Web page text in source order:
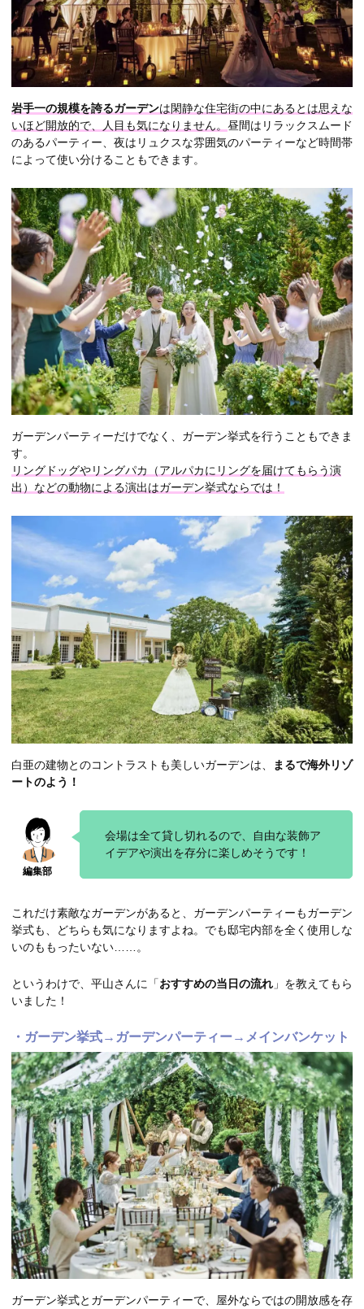
岩手一の規模を誇るガーデンは閑静な住宅街の中にあるとは思えな
いほど開放的で、人目も気になりません。 昼間はリラックスムード
のあるパーティー、夜はリュクスな雰囲気のパーティーなど時間帯
によって使い分けることもできます。
ガーデンパーティーだけでなく、ガーデン挙式を行うこともできま
す。
リングドッグやリングパカ（アルパカにリングを届けてもらう演
出）などの動物による演出はガーデン挙式ならでは！
白亜の建物とのコントラストも美しいガーデンは、
まるで海外リゾ
ートのよう！
会場は全て貸し切れるので、自由な装飾ア
イデアや演出を存分に楽しめそうです！
これだけ素敵なガーデンがあると、ガーデンパーティーもガーデン
挙式も、どちらも気になりますよね。でも邸宅内部を全く使用しな
いのももったいない……。
というわけで、平山さんに「おすすめの当日の流れ 」を教えてもら
いました！
・ガーデン挙式→ガーデンパーティー→メインバンケット
ガーデン挙式とガーデンパーティーで、屋外ならではの開放感を存